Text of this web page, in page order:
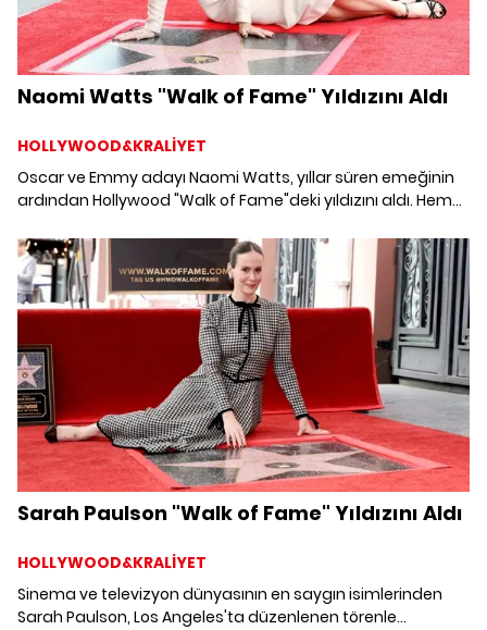
Naomi Watts "Walk of Fame" Yıldızını Aldı
HOLLYWOOD&KRALİYET
Oscar ve Emmy adayı Naomi Watts, yıllar süren emeğinin
ardından Hollywood "Walk of Fame"deki yıldızını aldı. Hem
oyuncunun içten konuşması ve çevresindekilerin coşkusu,
bu başarıyı bir kutlamadan çok daha fazlasına
dönüştürdü.
Sarah Paulson "Walk of Fame" Yıldızını Aldı
HOLLYWOOD&KRALİYET
Sinema ve televizyon dünyasının en saygın isimlerinden
Sarah Paulson, Los Angeles'ta düzenlenen törenle